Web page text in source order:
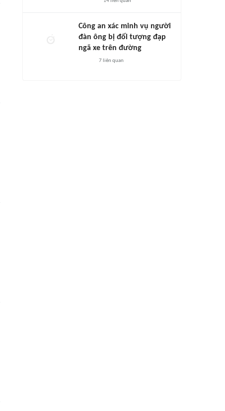
Công an xác minh vụ người
đàn ông bị đối tượng đạp
ngã xe trên đường
7 liên quan